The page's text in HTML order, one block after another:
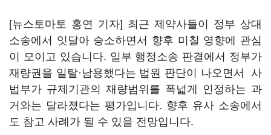
[뉴스토마토 홍연 기자] 최근 제약사들이 정부 상대
소송에서 잇달아 승소하면서 향후 미칠 영향에 관심
이 모이고 있습니다. 일부 행정소송 판결에서 정부가
재량권을 일탈·남용했다는 법원 판단이 나오면서 사
법부가 규제기관의 재량범위를 폭넓게 인정하는 과
거와는 달라졌다는 평가입니다. 향후 유사 소송에서
도 참고 사례가 될 수 있을 전망입니다.